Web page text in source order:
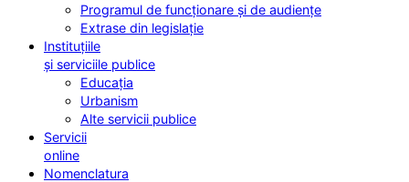
Programul de funcționare și de audiențe
Extrase din legislație
Instituțiile
și serviciile publice
Educația
Urbanism
Alte servicii publice
Servicii
online
Nomenclatura